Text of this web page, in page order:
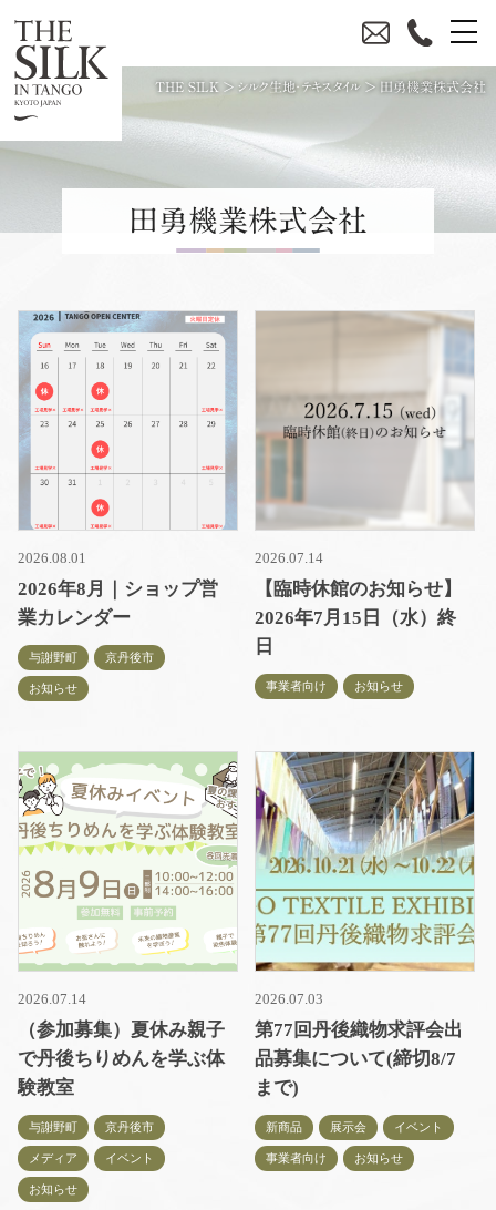
THE SILK > シルク生地・テキスタイル > 田勇機業株式会社
田勇機業株式会社
2026.08.01
2026年8月｜ショップ営
業カレンダー
与謝野町 京丹後市
お知らせ
2026.07.14
【臨時休館のお知らせ】
2026年7月15日（水）終
日
事業者向け お知らせ
2026.07.14
（参加募集）夏休み親子
で丹後ちりめんを学ぶ体
験教室
与謝野町 京丹後市
メディア イベント
お知らせ
2026.07.03
第77回丹後織物求評会出
品募集について(締切8/7
まで)
新商品 展示会 イベント
事業者向け お知らせ